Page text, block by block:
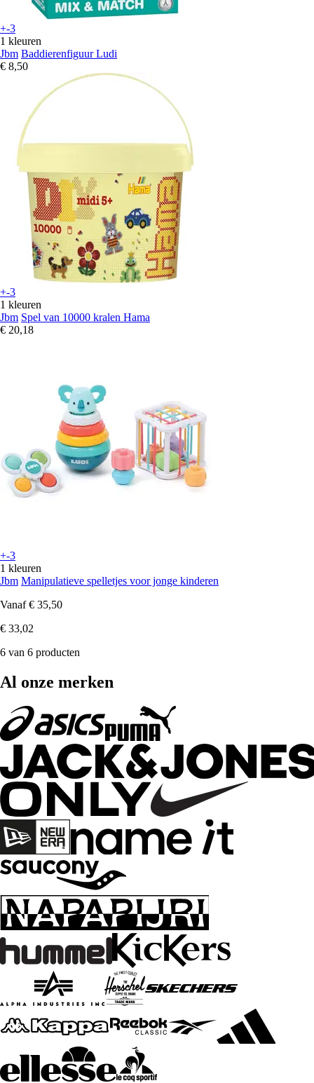
+-3
1 kleuren
Jbm Baddierenfiguur Ludi
€ 8,50
+-3
1 kleuren
Jbm Spel van 10000 kralen Hama
€ 20,18
+-3
1 kleuren
Jbm Manipulatieve spelletjes voor jonge kinderen
Vanaf € 35,50
€ 33,02
6 van 6 producten
Al onze merken